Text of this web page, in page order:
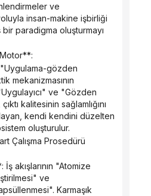
ve
insan-makine işbirliği
bir paradigma oluşturmayı
mekanizmasının
ve "Gözden
kalitesinin sağlamlığını
kendi kendini düzelten
oluşturulur.
ve
Karmaşık